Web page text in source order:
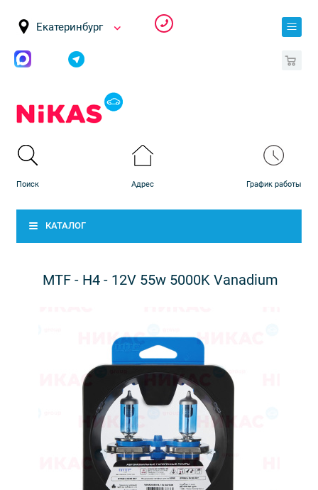
Екатеринбург
КАТАЛОГ
MTF - H4 - 12V 55w 5000K Vanadium